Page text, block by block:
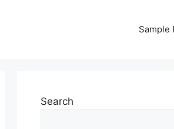
Sample
Search